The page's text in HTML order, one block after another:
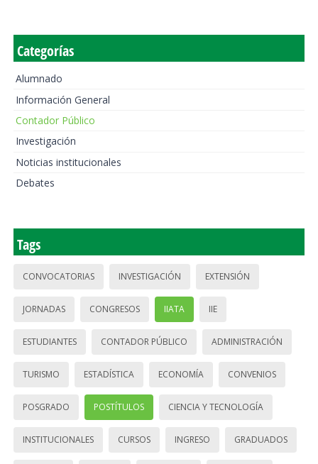
Categorías
Alumnado
Información General
Contador Público
Investigación
Noticias institucionales
Debates
Tags
CONVOCATORIAS INVESTIGACIÓN EXTENSIÓN
JORNADAS CONGRESOS IIATA IIE
ESTUDIANTES CONTADOR PÚBLICO ADMINISTRACIÓN
TURISMO ESTADÍSTICA ECONOMÍA CONVENIOS
POSGRADO POSTÍTULOS CIENCIA Y TECNOLOGÍA
INSTITUCIONALES CURSOS INGRESO GRADUADOS